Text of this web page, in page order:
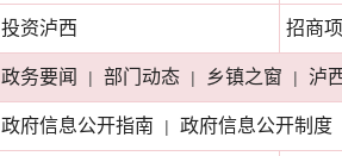
投资泸西 招商
政务要闻 | 部门动态 | 乡镇之窗 | 泸
政府信息公开指南 | 政府信息公开制度